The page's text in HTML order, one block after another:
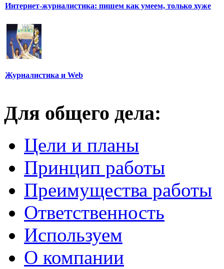
Интернет-журналистика: пишем как умеем, только хуже
Журналистика и Web
Для общего дела:
Цели и планы
Принцип работы
Преимущества работы
Ответственность
Используем
О компании